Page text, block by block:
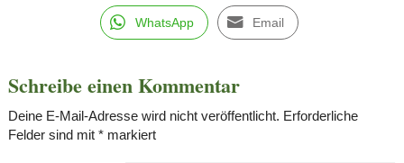
WhatsApp Email
Schreibe einen Kommentar
Deine E-Mail-Adresse wird nicht veröffentlicht. Erforderliche
Felder sind mit *markiert